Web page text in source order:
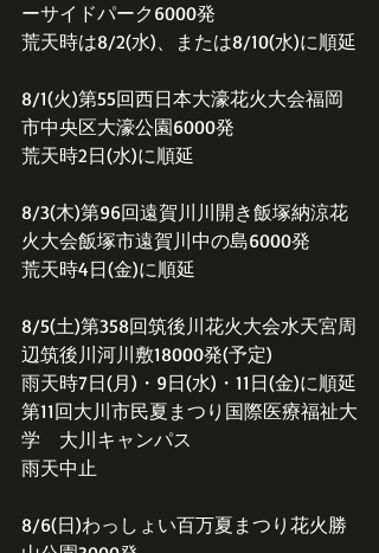
ーサイドパーク6000発
荒天時は8/2(水)、または8/10(水)に順延
8/1(火)第55回西日本大濠花火大会福岡
市中央区大濠公園6000発
荒天時2日(水)に順延
8/3(木)第96回遠賀川川開き飯塚納涼花
火大会飯塚市遠賀川中の島6000発
荒天時4日(金)に順延
8/5(土)第358回筑後川花火大会水天宮周
辺筑後川河川敷18000発(予定)
雨天時7日(月)・9日(水)・11日(金)に順延
第11回大川市民夏まつり国際医療福祉大
学　大川キャンパス
雨天中止
8/6(日)わっしょい百万夏まつり花火勝